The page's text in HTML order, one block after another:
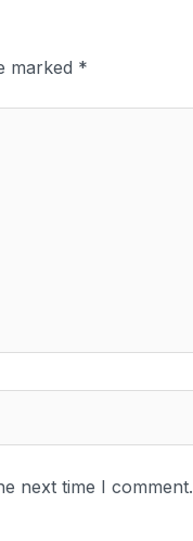
marked *
next time I comment.